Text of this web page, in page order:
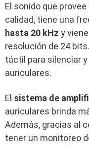
El sonido que
calidad, tiene una
hasta 20 kHz y
resolución de 24
táctil para silenciar
auriculares.
El sistema de
auriculares brinda
Además, gracias al
tener un monitoreo